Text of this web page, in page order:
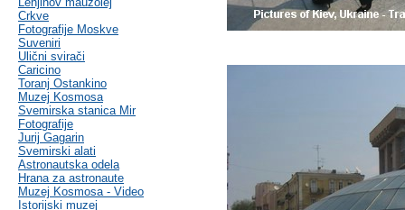
Crkve
Fotografije Moskve
Suveniri
Ulični svirači
Caricino
Toranj Ostankino
Muzej Kosmosa
Svemirska stanica Mir
Fotografije
Jurij Gagarin
Svemirski alati
Astronautska odela
Hrana za astronaute
Muzej Kosmosa - Video
Istorijski muzej